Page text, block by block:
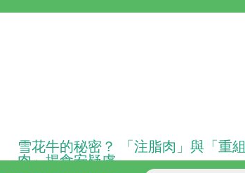
雪花牛的秘密？ 「注脂肉」與「重
肉」揭食安疑慮